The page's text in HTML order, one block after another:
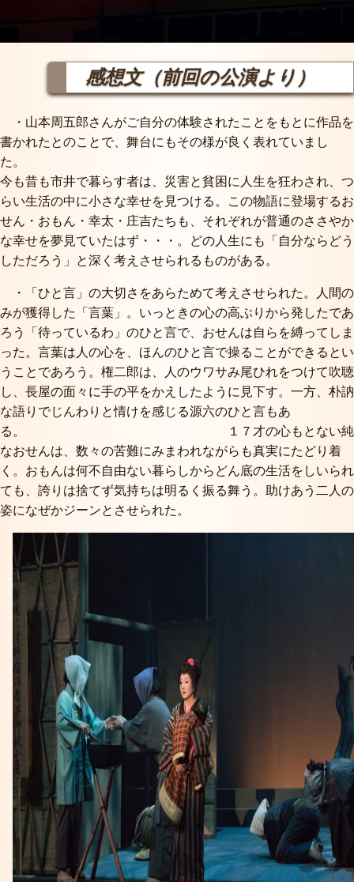
感想文（前回の公演より）
・山本周五郎さんがご自分の体験されたことをもとに作品を
書かれたとのことで、舞台にもその様が良く表れていまし
今も昔も市井で暮らす者は、災害と貧困に人生を狂わされ、つ
らい生活の中に小さな幸せを見つける。この物語に登場するお
せん・おもん・幸太・庄吉たちも、それぞれが普通のささやか
な幸せを夢見ていたはず・・・。どの人生にも「自分ならどう
しただろう」と深く考えさせられるものがある。
・「ひと言」の大切さをあらためて考えさせられた。人間の
みが獲得した「言葉」。いっときの心の高ぶりから発したであ
ろう「待っているわ」のひと言で、おせんは自らを縛ってしま
った。言葉は人の心を、ほんのひと言で操ることができるとい
うことであろう。権二郎は、人のウワサみ尾ひれをつけて吹聴
し、長屋の面々に手の平をかえしたように見下す。一方、朴訥
な語りでじんわりと情けを感じる源六のひと言もあ
る。 １７才の心もとない純
なおせんは、数々の苦難にみまわれながらも真実にたどり着
く。おもんは何不自由ない暮らしからどん底の生活をしいられ
ても、誇りは捨てず気持ちは明るく振る舞う。助けあう二人の
姿になぜかジーンとさせられた。